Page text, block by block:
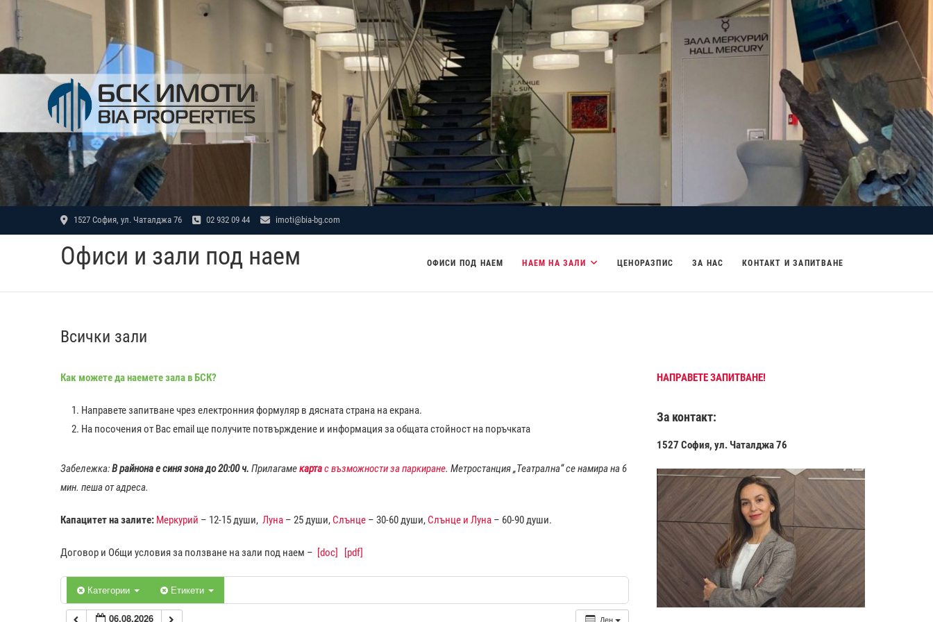
Skip
content
1527 София, ул. Чаталджа 76 02 932 09 44 imoti@bia-bg.com
Офиси и зали под наем ОФИСИ ПОД НАЕМ НАЕМ НА ЗАЛИ ЦЕНОРАЗПИС ЗА НАС КОНТАКТ И ЗАПИТВАНЕ
Всички зали
Как можете да наемете зала в БСК?
Направете запитване чрез електронния формуляр в дясната страна на екрана.
На посочения от Вас еmail ще получите потвърждение и информация за общата стойност на поръчката
Забележка:В райнона е синя зона до 20:00 ч. Прилагамекартас възможности за паркиране. Метростанция „Театрална“ се намира на 6
мин. пеша от адреса.
Капацитет на залите: Меркурий – 12-15 души, Луна – 25 души, Слънце – 30-60 души, Слънце и Луна – 60-90 души.
Договор и Общи условия за ползване на зали под наем – [doc] [pdf]
Категории Етикети
Ден
06.08.2026
0:00
1:00 НАПРАВЕТЕ ЗАПИТВАНЕ!
За контакт:
1527 София, ул. Чаталджа 76